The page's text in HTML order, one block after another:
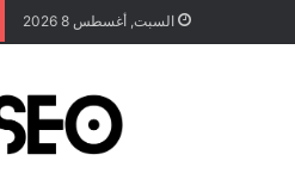
السبت, أغسطس 8 2026